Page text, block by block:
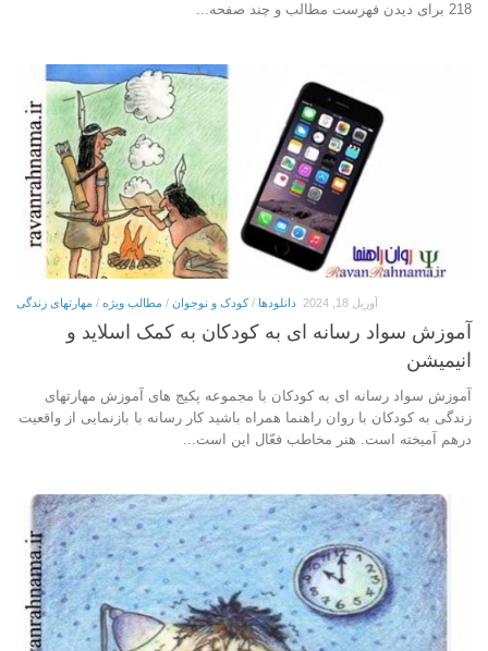
218 برای دیدن فهرست مطالب و چند صفحه...
دانلودها /کودک و نوجوان / مطالب ویژه / مهارتهای زندگی آوریل 18, 2024
آموزش سواد رسانه ای به کودکان به کمک اسلاید و
انیمیشن
آموزش سواد رسانه ای به کودکان با مجموعه پکیج های آموزش مهارتهای
زندگی به کودکان با روان راهنما همراه باشید کار رسانه با بازنمایی از واقعیت
درهم آمیخته است. هنر مخاطب فعّال این است...